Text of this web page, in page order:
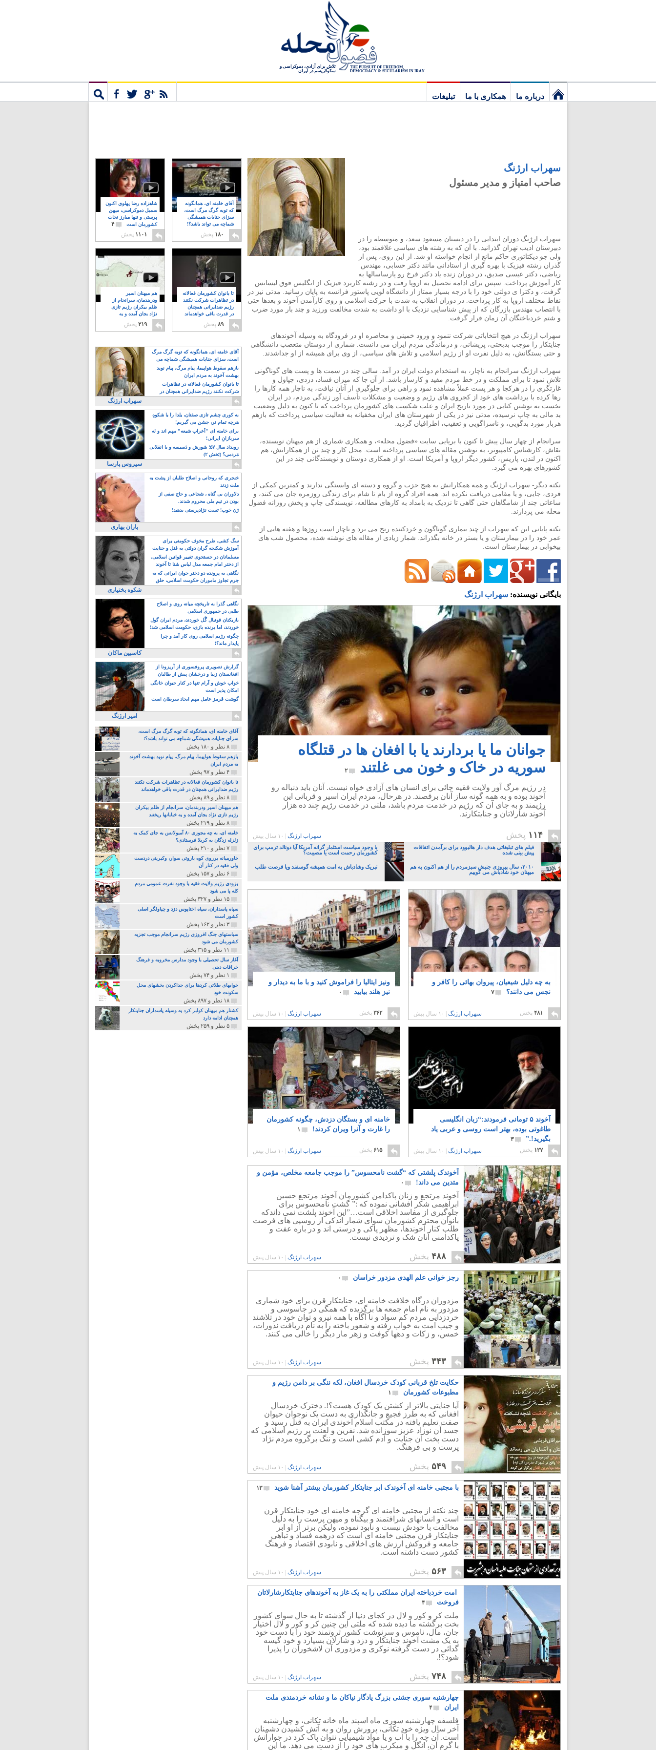
THE PURSUIT OF FREEDOM,
DEMOCRACY & SECULARISM IN IRAN
تلاش برای آزادی، دموکراسی و
سکولاریسم در ایران
درباره ما همکاری با ما
تبلیغات
سهراب ارژنگ
صاحب امتیاز و مدیر مسئول
سهراب ارژنگ دوران ابتدایی را در دبستان مسعود سعد، و متوسطه را در
دبیرستان ادیب تهران گذرانید. با آن که به رشته های سیاسی علاقمند بود،
ولی جو دیکتاتوری حاکم مانع از انجام خواسته او شد. از این روی، پس از
گذران رشته فیزیک با بهره گیری از استادانی مانند دکتر حسابی، مهندس
ریاضی، دکتر عیسی صدیق، در دوران زنده یاد دکتر فرخ رو پارساسالها به
کار آموزش پرداخت. سپس برای ادامه تحصیل به اروپا رفت و در رشته کاربرد فیزیک از انگلیس فوق لیسانس
گرفت، و دکترا ی دولتی خود را با درجه بسیار ممتاز از دانشگاه لویی پاستور فرانسه به پایان رسانید. مدتی نیز در
نقاط مختلف اروپا به کار پرداخت. در دوران انقلاب به شدت با حرکت اسلامی و روی کارآمدن آخوند و بعدها حتی
با انتصاب مهندس بازرگان که از پیش شناسایی نزدیک با او داشت به شدت مخالفت ورزید و چند بار مورد ضرب
و شتم خردباختگان آن زمان قرار گرفت.
سهراب ارژنگ در هیچ انتخاباتی شرکت ننمود و ورود خمینی و محاصره او در فرودگاه به وسیله آخوندهای
جنایتکار را موجب بدبختی، پریشانی، و درماندگی مردم ایران می دانست. شماری از دوستان متعصب دانشگاهی
و حتی بستگانش، به دلیل نفرت او از رژیم اسلامی و تلاش های سیاسی، از وی برای همیشه از او جداشدند.
سهراب ارژنگ سرانجام به ناچار، به استخدام دولت ایران در آمد. سالی چند در سمت ها و پست های گوناگونی
تلاش نمود تا برای مملکت و در خط مردم مفید و کارساز باشد. از آن جا که میزان فساد، دزدی، چپاول و
غارتگری را در هرکجا و هر پست عملاً مشاهده نمود و راهی برای جلوگیری از آنان نیافت، به ناچار همه کارها را
رها کرده با برداشت های خود از کجروی های رژیم و وضعیت و مشکلات تأسف آور زندگی مردم، در ایران
نخست به نوشتن کتابی در مورد تاریخ ایران و علت شکست های کشورمان پرداخت که تا کنون به دلیل وضعیت
بد مالی به چاپ نرسیده، مدتی نیز در یکی از شهرستان های ایران مخفیانه به فعالیت سیاسی پرداخت که بازهم
هربار مورد بدگویی، و ناسزاگویی و تعقیب، اطرافیان گردید.
سرانجام از چهار سال پیش تا کنون با برپایی سایت «فضول محله»، و همکاری شماری از هم میهنان نویسنده،
نقاش، کارشناس کامپیوتر، به نوشتن مقاله های سیاسی پرداخته است. محل کار و چند تن از همکارانش، هم
اکنون در لندن، پاریس، کشور دیگر اروپا و آمریکا است. او از همکاری دوستان و نویسندگانی چند در این
کشورهای بهره می گیرد.
نکته دیگر- سهراب ارژنگ و همه همکارانش به هیچ حزب و گروه و دسته ای وابستگی ندارند و کمترین کمکی از
فردی، جایی، و یا مقامی دریافت نکرده اند. همه افراد گروه از بام تا شام برای زندگی روزمره جان می کنند، و
ساعاتی چند از شامگاهان حتی گاهی تا نزدیک به بامداد به کارهای مطالعه، نویسندگی چاپ و پخش روزانه فضول
محله می پردازند.
نکته پایانی این که سهراب از چند بیماری گوناگون و خردکننده رنج می برد و ناچار است روزها و هفته هایی از
عمر خود را در بیمارستان و یا بستر در خانه بگذراند. شمار زیادی از مقاله های نوشته شده، محصول شب های
بیخوابی در بیمارستان است.
بایگانی نویسنده: سهراب ارژنگ
جوانان ما یا بردارند یا با افغان ها در قتلگاه
سوریه در خاک و خون می غلتند
۲
در رژیم مرگ آور ولایت فقیه جائی برای انسان های آزادی خواه نیست. آنان باید دنباله رو
آخوند بوده و به همه گونه ساز آنان برقصند. در هرحال، مردم ایران اسیر و قربانی این
رژیمند و به جای آن که رژیم در خدمت مردم باشد، ملتی در خدمت رژیم چند ده هزار
آخوند شارلاتان و جنایتکارند.
۱۱۴ پخش سهراب ارژنگ ۱۰ سال پیش
فیلم های تبلیغاتی هدف دار هالیوود برای برآمدن اتفاقات
پیش بینی شده
با وجود سیاست استثمار گرانه آمریکا آیا دونالد ترمپ برای
کشورمان رحمت است یا مصیبت؟
۲۰۱۰، سال پیروزی جنبش سبزمردم را از هم اکنون به هم
میهنان خود شادباش می گوییم
تبریک وشادباش به امت همیشه گوسفند ویا فرصت طلب
به چه دلیل شیعیان، پیروان بهائی را کافر و
نجس می دانند؟
۷
۴۸۱ پخش سهراب ارژنگ ۱۰ سال پیش
ونیز ایتالیا را فراموش کنید و با ما به دیدار و
نیز هلند بیایید
۰
۳۶۲پخش سهراب ارژنگ ۱۰ سال پیش
آخوند ۵ تومانی فرمودند:“زبان انگلیسی
طاغوتی بوده، بهتر است روسی و عربی یاد
بگیرید!.”
۳
۱۲۷ پخش سهراب ارژنگ ۱۰ سال پیش
خامنه ای و بستگان دزدش، چگونه کشورمان
را غارت و آنرا ویران کردند!
۱
۶۱۵ پخش سهراب ارژنگ ۱۰ سال پیش
آخوندک پلشتی که “گشت نامحسوس” را موجب جامعه مخلص، مؤمن و
متدین می داند!
۰
آخوند مرتجع و زنان پاکدامن کشورمان آخوند مرتجع حسین
ابراهیمی شکر افشانی نموده که :” گشت نامحسوس برای
جلوگیری از مفاسد اخلاقی است…”این آخوند پلشت نمی داندکه
بانوان محترم کشورمان سوای شمار اندکی از روسپی های فرصت
طلب کنار آخوندها، مظهر پاکی و درستی اند و در باره عفت و
پاکدامنی آنان شک و تردیدی نیست.
۴۸۸ پخش سهراب ارژنگ ۱۰ سال پیش
رجز خوانی علم الهدی مزدور خراسان ۰
مزدوران درگاه خلافت خامنه ای، جنایتکار قرن برای خود شماری
مزدور به نام امام جمعه ها برگزیده که همگی در جاسوسی و
خردزدايی مردم کم سواد و نا آگاه با همه نیرو و توان خود در تلاشند
و جیب امت به خواب رفته و شعور باخته را به نام دریافت نذورات،
خمس، و زکات و دهها کوفت و زهر مار دیگر را خالی می کنند.
۳۴۳ پخش سهراب ارژنگ ۱۰ سال پیش
حکایت تلخ قربانی کودک خردسال افغان، لکه ننگی بر دامن رژیم و
مطبوعات کشورمان
۱
آیا جنایتی بالاتر از کشتن یک کودک هست؟!. دخترک خردسال
افغانی که به طرز فجیع و جانگذازی به دست یک نوجوان حیوان
صفت تعلیم یافته در مکتب اسلام آخوندی ایران به قتل رسید و
جسد آن نوزاد عزیز سوزانده شد. نفرین و لعنت بر رژیم اسلامی که
دست پخت آن جنایت و آدم کشی است و ننگ برگروه مردم نژاد
پرست و بی فرهنگ.
۵۴۹ پخش سهراب ارژنگ ۱۰ سال پیش
با مجتبی خامنه ای آخوندک ابر جنایتکار کشورمان بیشتر آشنا شوید ۱۳
چند نکته از مجتبی خامنه ای گرچه خامنه ای خود جنایتکار قرن
است و انسانهای شرافتمند و بیگناه و میهن پرست را به دلیل
مخالفت با خودش نیست و نابود نموده، ولیکن برتر از او ابر
جنایتکار قرن مجتبی خامنه ای است که درهمه فساد و تباهی
جامعه و فروکش ارزش های اخلاقی و نابودی اقتصاد و فرهنگ
کشور دست داشته است.
۵۶۳ پخش سهراب ارژنگ ۱۰ سال پیش
امت خردباخته ایران مملکتی را به یک غاز به آخوندهای جنایتکارشارلاتان
فروخت
۴
ملت کر و کور و لال در کجای دنیا از گذشته تا به حال سوای کشور
بخت برگشته ما دیده شده که ملتی این چنین کر و کور و لال اختیار
جان، مال، ناموس و سرنوشت کشور ثروتمند خود را با دست خود
به یک مشت آخوند جنایتکار و دزد و شارلان بسپارد و خود گیسه
گدائی در دست گرفته نوکری و مزدوری آن لاشخوران را پذیرا
شود؟!.
۷۴۸ پخش سهراب ارژنگ ۱۰ سال پیش
چهارشنبه سوری جشنی بزرگ یادگار نیاکان ما و نشانه خردمندی ملت
ایران
۴
فلسفه چهارشنبه سوری ماه اسپند ماه خانه تکانی، و چهارشنبه
آخر سال ویژه خود تکانی، پرورش روان و به آتش کشیدن دشمنان
است. آن چه را با آب و یا مواد شیمیایی نتوان پاک کرد در جوارآتش
با گرم آن، انگل و میکرب های خود را از دست می دهد. ما این
شاهزاده رضا پهلوی اکنون
سمبل دموکراسی، میهن
پرستی و تنها مبارز نجات
کشورمان است
۴
۱۱۰۱ پخش
آقای خامنه ای، همانگونه
که توبه گرگ مرگ است،
سزای جنایات همیشگی
شماچه می تواند باشد؟!
۸
۱۸۰ پخش
هم میهنان اسیر
ودربندمان، سرانجام از
ظلم بیکران رژیم تازی
نژاد بجان آمده و به
۲۱۹ پخش
تا بانوان کشورمان فعالانه
در تظاهرات شرکت نکنند
رژیم ضدایرانی همچنان
در قدرت باقی خواهدماند
۸
۸۹ پخش
آقای خامنه ای، همانگونه که توبه گرگ مرگ
است، سزای جنایات همیشگی شماچه می
تواند باشد؟!
بازهم سقوط هواپیما، پیام مرگ، پیام نوید
بهشت آخوند به مردم ایران
تا بانوان کشورمان فعالانه در تظاهرات
شرکت نکنند رژیم ضدایرانی همچنان در
قدرت باقی خواهدماند
سهراب ارژنگ
به کوری چشم تازی صفتان، یلدا را با شکوهِ
هرچه تمام تر، جشن می گیریم!
برای خامنه ای "اَعراب شیعه" مهم اند و نَه
سربازانِ ایرانی!
رویداد سال ۵۷؛ شورش و دَسیسه و یا انقلابی
مَردمی؟ (بَخش ۲)
سیروس پارسا
خنجری که روحانی و اصلاح طلبان از پشت به
ملت زدند
دلاوران بی گناه ، شجاعی و حاج صفی از
بودن در تیم ملی محروم شدند.
ژن خوب! تست نژادپرستی بدهید!
باران بهاری
سگ کشی، طرح مخوف حکومتی برای
آموزش شکنجه گران دولتی به قتل و جنایت
بیشتر
مسلمانان در جستجوی تغییر قوانین اسلامی،
از دختر امام جمعه مدل لباس شنا تا آخوند
مسلمان همجنسگرا!
نگاهی به پرونده دو دختر جوان ایرانی که به
جرم تجاوز ماموران حکومت اسلامی، حلق
آویز شدند!
شکوه بختیاری
نگاهی گذرا به تاریخچه میانه روی و اصلاح
طلبی در جمهوری اسلامی
بازیکنان فوتبال گًل خوردند، مردم ایران گول
خوردند، اما برنده بازی، حکومت اسلامی شد!
چگونه رژیم اسلامی روی کار آمد و چرا
پایدار ماند؟!
کاسپین ماکان
گزارش تصویری پروفسوری از آریزونا از
افغانستان زیبا و درخشان پیش از طالبان
خواب خوش و آرام تنها در کنار حیوان خانگی
امکان پذیر است
گوشت قرمز عامل مهم ایجاد سرطان است
امیر ارژنگ
آقای خامنه ای، همانگونه که توبه گرگ مرگ است،
سزای جنایات همیشگی شماچه می تواند باشد؟!
۸ نظر و ۱۸۰ پخش
بازهم سقوط هواپیما، پیام مرگ، پیام نوید بهشت آخوند
به مردم ایران
۴ نظر و ۹۷ پخش
تا بانوان کشورمان فعالانه در تظاهرات شرکت نکنند
رژیم ضدایرانی همچنان در قدرت باقی خواهدماند
۸ نظر و ۸۹ پخش
هم میهنان اسیر ودربندمان، سرانجام از ظلم بیکران
رژیم تازی نژاد بجان آمده و به خبابانها ریختند
۸ نظر و ۲۱۹ پخش
خامنه ای، به چه مجوزی ۸۰ آمبولانس به جای کمک به
زلزله زدگان به کربلا فرستادی؟
۷ نظر و ۲۱۰ پخش
خاورمیانه برروی کوه باروتی سوار، وکبریتی دردست
ولی فقیه در کنار آن
۶ نظر و ۱۵۷ پخش
بزودی رژیم ولایت فقیه با وجود نفرت عمومی مردم
کله پا می شود
۱۵ نظر و ۳۲۷ پخش
سپاه پاسداران، سپاه اختاپوس دزد و چپاولگر اصلی
کشور است
۳ نظر و ۱۶۲ پخش
سیاستهای جنگ افروزی رژیم سرانجام موجب تجزیه
کشورمان می شود
۱۱ نظر و ۳۱۵ پخش
آغاز سال تحصیلی با وجود مدارس مخروبه و فرهنگ
خرافات دینی
۱ نظر و ۷۴ پخش
خوابهای طلائی کردها برای جداکردن بخشهای محل
سکونت خود
۱۸ نظر و ۸۹۷ پخش
کشتار هم میهنان کولبر کرد به وسیله پاسداران جنایتکار
همچنان ادامه دارد
۵ نظر و ۲۵۹ پخش